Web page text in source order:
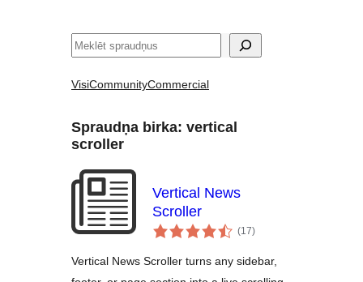
Meklēt
VisiCommunityCommercial
Spraudņa birka: vertical
scroller
Vertical News
Scroller
(17vērtējumu
kopsumma
)
Vertical News Scroller turns any sidebar,